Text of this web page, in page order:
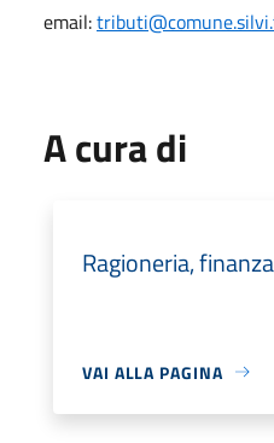
email:
A cura di
Ragioneria,
VAI ALLA PAGINA